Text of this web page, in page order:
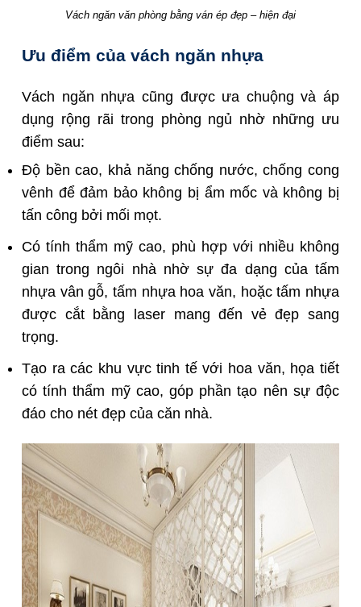
Vách ngăn văn phòng bằng ván ép đẹp – hiện đại
Ưu điểm của vách ngăn nhựa
Vách ngăn nhựa cũng được ưa chuộng và áp
dụng rộng rãi trong phòng ngủ nhờ những ưu
điểm sau:
Độ bền cao, khả năng chống nước, chống cong
vênh để đảm bảo không bị ẩm mốc và không bị
tấn công bởi mối mọt.
Có tính thẩm mỹ cao, phù hợp với nhiều không
gian trong ngôi nhà nhờ sự đa dạng của tấm
nhựa vân gỗ, tấm nhựa hoa văn, hoặc tấm nhựa
được cắt bằng laser mang đến vẻ đẹp sang
trọng.
Tạo ra các khu vực tinh tế với hoa văn, họa tiết
có tính thẩm mỹ cao, góp phần tạo nên sự độc
đáo cho nét đẹp của căn nhà.